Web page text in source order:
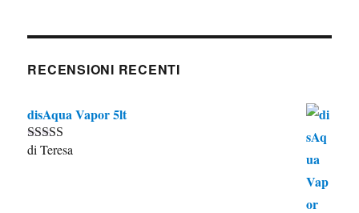
RECENSIONI RECENTI
disAqua Vapor 5lt
Valutato5
di Teresa